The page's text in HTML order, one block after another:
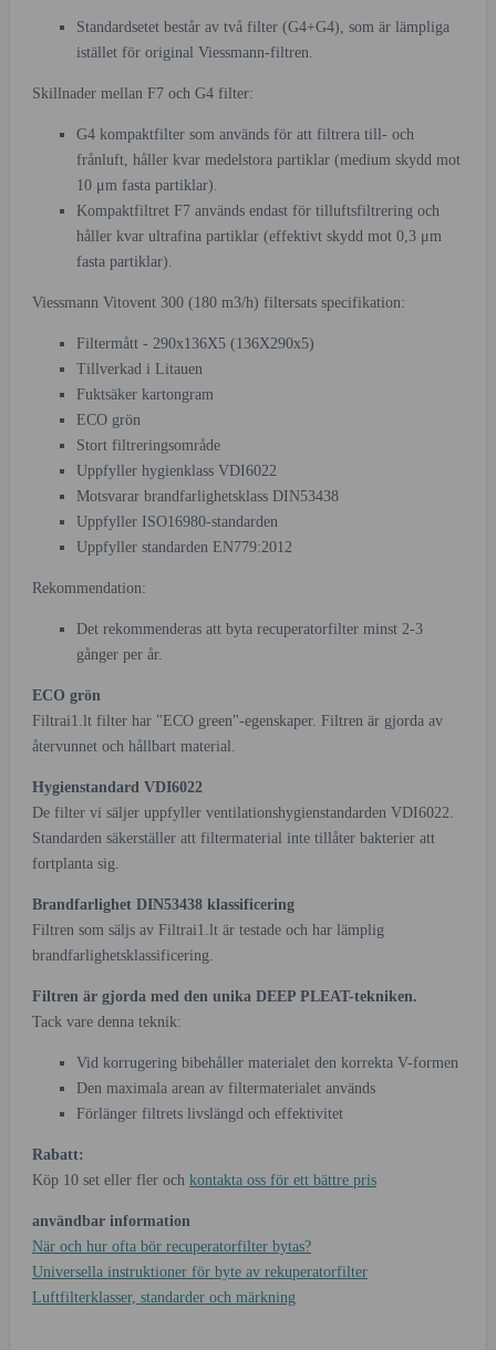
Standardsetet består av två filter (G4+G4), som är lämpliga
istället för original Viessmann-filtren.
Skillnader mellan F7 och G4 filter:
G4 kompaktfilter som används för att filtrera till- och
frånluft, håller kvar medelstora partiklar (medium skydd mot
10 μm fasta partiklar).
Kompaktfiltret F7 används endast för tilluftsfiltrering och
håller kvar ultrafina partiklar (effektivt skydd mot 0,3 μm
fasta partiklar).
Viessmann Vitovent 300 (180 m3/h) filtersats specifikation:
Filtermått - 290x136X5 (136X290x5)
Tillverkad i Litauen
Fuktsäker kartongram
ECO grön
Stort filtreringsområde
Uppfyller hygienklass VDI6022
Motsvarar brandfarlighetsklass DIN53438
Uppfyller ISO16980-standarden
Uppfyller standarden EN779:2012
Rekommendation:
Det rekommenderas att byta recuperatorfilter minst 2-3
gånger per år.
ECO grön
Filtrai1.lt filter har "ECO green"-egenskaper. Filtren är gjorda av
återvunnet och hållbart material.
Hygienstandard VDI6022
De filter vi säljer uppfyller ventilationshygienstandarden VDI6022.
Standarden säkerställer att filtermaterial inte tillåter bakterier att
fortplanta sig.
Brandfarlighet DIN53438 klassificering
Filtren som säljs av Filtrai1.lt är testade och har lämplig
brandfarlighetsklassificering.
Filtren är gjorda med den unika DEEP PLEAT-tekniken.
Tack vare denna teknik:
Vid korrugering bibehåller materialet den korrekta V-formen
Den maximala arean av filtermaterialet används
Förlänger filtrets livslängd och effektivitet
Rabatt:
Köp 10 set eller fler och kontakta oss för ett bättre pris
användbar information
När och hur ofta bör recuperatorfilter bytas?
Universella instruktioner för byte av rekuperatorfilter
Luftfilterklasser, standarder och märkning